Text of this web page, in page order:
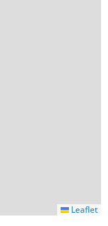
Leaflet